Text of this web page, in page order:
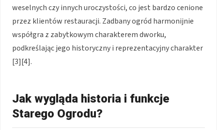
weselnych czy innych uroczystości, co jest bardzo cenione
przez klientów restauracji. Zadbany ogród harmonijnie
współgra z zabytkowym charakterem dworku,
podkreślając jego historyczny i reprezentacyjny charakter
[3][4].
Jak wygląda historia i funkcje
Starego Ogrodu?